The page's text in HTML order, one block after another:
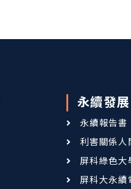
永續發展
永續報告書
利害關係人
屏科綠色大
屏科大永續